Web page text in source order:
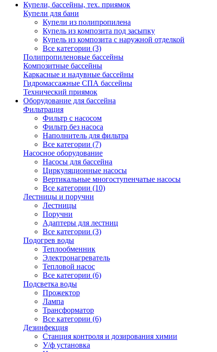
Купели, бассейны, тех. приямок
Купели для бани
Купели из полипропилена
Купель из композита под засыпку
Купель из композита с наружной отделкой
Все категории (3)
Полипропиленовые бассейны
Композитные бассейны
Каркасные и надувные бассейны
Гидромассажные СПА бассейны
Технический приямок
Оборудование для бассейна
Фильтрация
Фильтр с насосом
Фильтр без насоса
Наполнитель для фильтра
Все категории (7)
Насосное оборудование
Насосы для бассейна
Циркуляционные насосы
Вертикальные многоступенчатые насосы
Все категории (10)
Лестницы и поручни
Лестницы
Поручни
Адаптеры для лестниц
Все категории (3)
Подогрев воды
Теплообменник
Электронагреватель
Тепловой насос
Все категории (6)
Подсветка воды
Прожектор
Лампа
Трансформатор
Все категории (6)
Дезинфекция
Станция контроля и дозирования химии
У/ф установка